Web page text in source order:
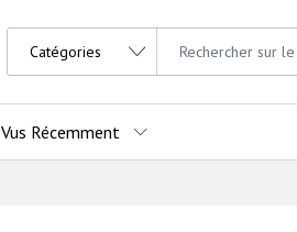
Vus Récemment